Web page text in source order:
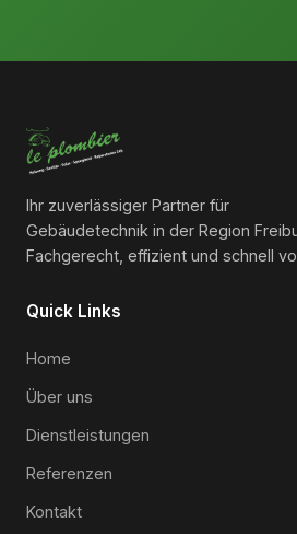
Ihr zuverlässiger Partner für
Gebäudetechnik in der Region
Fachgerecht, effizient und schnell
Quick Links
Home
Über uns
Dienstleistungen
Referenzen
Kontakt